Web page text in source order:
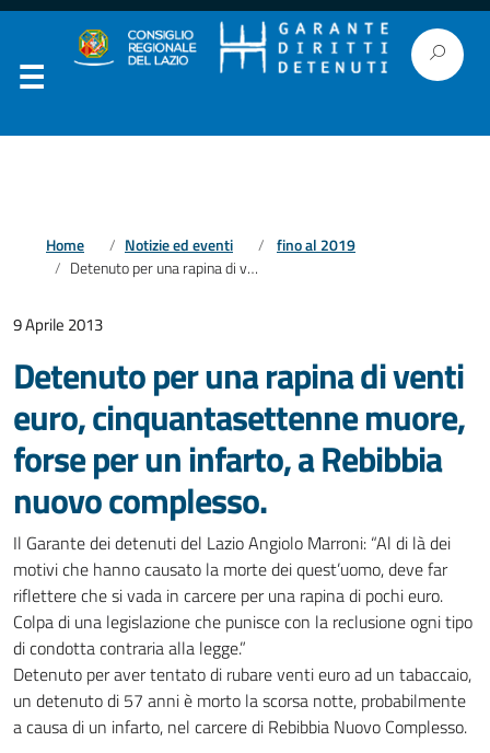
Home Notizie ed eventi
fino al 2019
Detenuto per una rapina di venti euro, cinquantasettenne muore, forse per un infarto, a Rebibbia nuovo complesso.
9 Aprile 2013
Detenuto per una rapina di venti
euro, cinquantasettenne muore,
forse per un infarto, a Rebibbia
nuovo complesso.
Il Garante dei detenuti del Lazio Angiolo Marroni: “Al di là dei
motivi che hanno causato la morte dei quest’uomo, deve far
riflettere che si vada in carcere per una rapina di pochi euro.
Colpa di una legislazione che punisce con la reclusione ogni tipo
di condotta contraria alla legge.”
Detenuto per aver tentato di rubare venti euro ad un tabaccaio,
un detenuto di 57 anni è morto la scorsa notte, probabilmente
a causa di un infarto, nel carcere di Rebibbia Nuovo Complesso.